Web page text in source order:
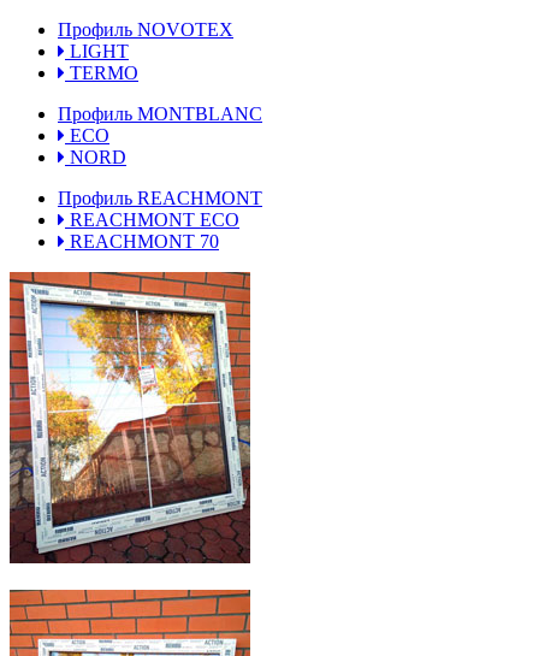
Профиль NOVOTEX
LIGHT
TERMO
Профиль MONTBLANC
ECO
NORD
Профиль REACHMONT
REACHMONT ECO
REACHMONT 70